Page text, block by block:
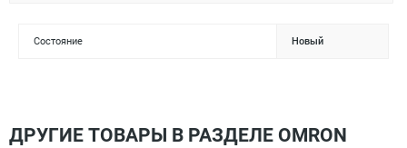
Состояние Новый
ДРУГИЕ ТОВАРЫ В РАЗДЕЛЕ OMRON